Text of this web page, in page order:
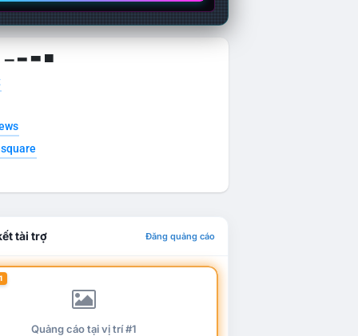
▁ ▂ ▃ ▄
tài trợ Đăng quảng cáo
Quảng cáo tại vị trí #1